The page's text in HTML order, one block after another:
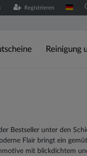
Registrieren
Reinigung
Bestseller unter den
Flair bringt ein
mit blickdichtem